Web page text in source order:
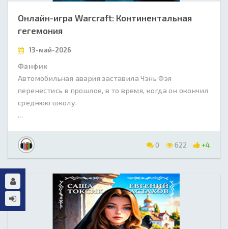
Онлайн-игра Warcraft: Континентальная
гегемония
13-май-2026
Фанфик
Автомобильная авария заставила Чэнь Фэя
перенестись в прошлое, в то время, когда он окончил
среднюю школу.
...
0 622 +4